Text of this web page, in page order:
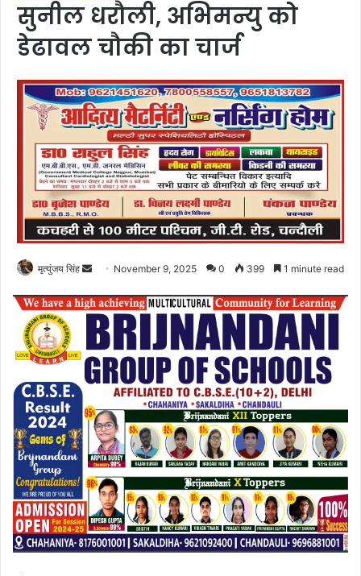
सुनील धरौली, अभिमन्यु को
डेढावल चौकी का चार्ज
मृत्युंजय सिंह
Send
email
November 9, 2025 0 399 1 minute read